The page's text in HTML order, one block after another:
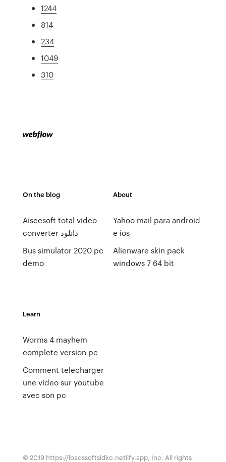
1244
814
234
1049
310
On the blog
Aiseesoft total video
converter دانلود
Bus simulator 2020 pc
demo
About
Yahoo mail para android
e ios
Alienware skin pack
windows 7 64 bit
Learn
Worms 4 mayhem
complete version pc
Comment telecharger
une video sur youtube
avec son pc
© 2019 https://loadssoftsldkc.netlify.app, Inc. All rights